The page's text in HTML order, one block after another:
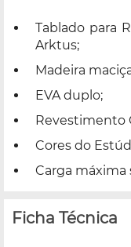
Tablado para
Arktus;
Madeira
EVA duplo;
Revestimento
Cores do
Carga máxima
Ficha Técnica